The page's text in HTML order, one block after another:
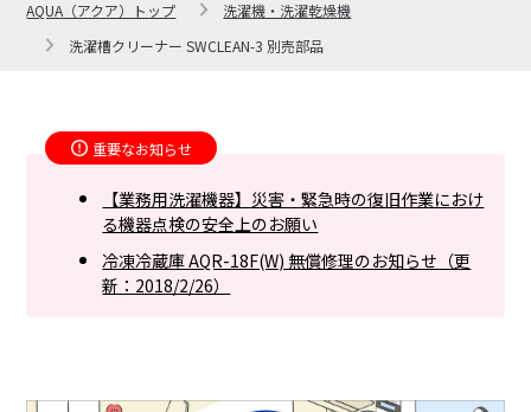
AQUA（アクア）トップ
洗濯機・洗濯乾燥機
洗濯槽クリーナー SWCLEAN-3 別売部品
重要なお知らせ
【業務用洗濯機器】災害・緊急時の復旧作業におけ
る機器点検の安全上のお願い
冷凍冷蔵庫 AQR-18F(W) 無償修理のお知らせ（更
新：2018/2/26）